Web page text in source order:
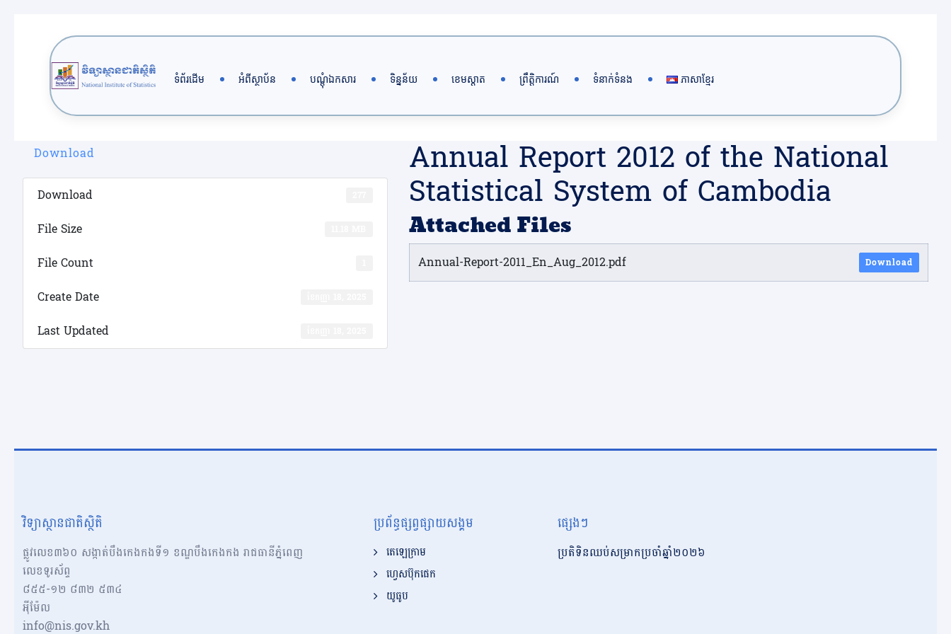
content
ទំព័រដើម អំពីស្ថាប័ន បណ្តុំឯកសារ ទិន្នន័យ ខេមស្តាត ព្រឹត្តិការណ៍ ទំនាក់ទំនង ភាសាខ្មែរ
Download
Download
File Size
File Count
Create Date
Last Updated
Annual Report 2012 of the National
Statistical System of Cambodia
Attached Files
Annual-Report-2011_En_Aug_2012.pdf Download
វិទ្យាស្ថានជាតិស្ថិតិ
ផ្លូវលេខ៣៦០ សង្កាត់បឹងកេងកងទី១ ខណ្ឌបឹងកេងកង រាជធានីភ្នំពេញ
លេខទូរស័ព្ទ
៨៥៥-១២​​ ៨៣២ ៥៣៤
អុីម៉ែល
info@nis.gov.kh
ប្រព័ន្ធផ្សព្វផ្សាយសង្គម
តេឡេក្រាម
ហ្វេសប៊ុកផេក
យូធូប
ផ្សេងៗ
ប្រតិទិនឈប់សម្រាកប្រចាំឆ្នាំ២០២៦